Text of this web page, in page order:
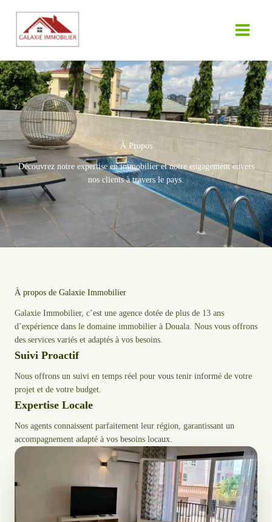
contenu
À Propos
Découvrez notre expertise en immobilier et notre engagement envers
nos clients à travers le pays.
À propos de Galaxie Immobilier
Galaxie Immobilier, c’est une agence dotée de plus de 13 ans
d’expérience dans le domaine immobilier à Douala. Nous vous offrons
des services variés et adaptés à vos besoins.
Suivi Proactif
Nous offrons un suivi en temps réel pour vous tenir informé de votre
projet et de votre budget.
Expertise Locale
Nos agents connaissent parfaitement leur région, garantissant un
accompagnement adapté à vos besoins locaux.